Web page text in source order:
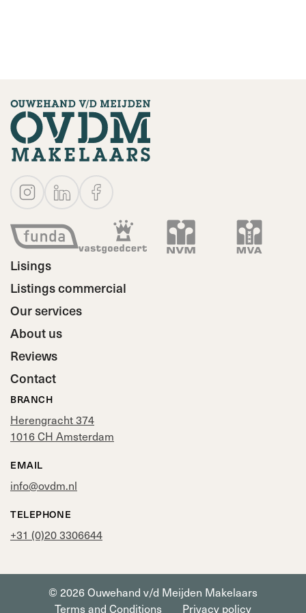
Lisings
Listings commercial
Our services
About us
Reviews
Contact
BRANCH
Herengracht 374
1016 CH Amsterdam
EMAIL
info@ovdm.nl
TELEPHONE
+31 (0)20 3306644
© 2026 Ouwehand v/d Meijden Makelaars
Terms and Conditions
Privacy policy